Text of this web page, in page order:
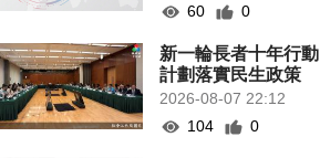
60
0
新一輪長者十年行動
計劃落實民生政策
2026-08-07 22:12
104
0